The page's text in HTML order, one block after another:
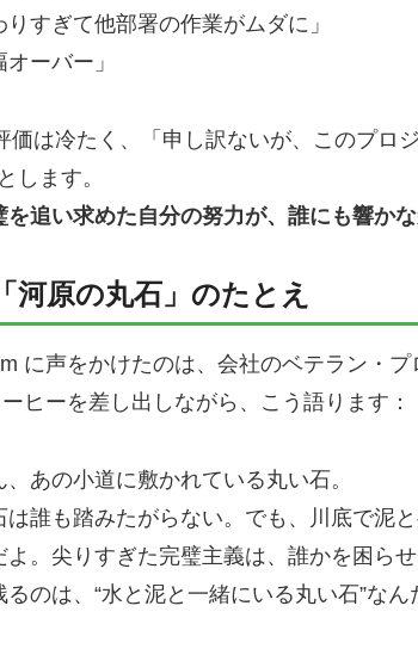
りすぎて他部署の作業がムダに」
オーバー」
価は冷たく、「申し訳ないが、このプロ
します。
を追い求めた自分の努力が、誰にも響かな
河原の丸石」のたとえ
に声をかけたのは、会社のベテラン・プ
ヒーを差し出しながら、こう語ります：
、あの小道に敷かれている丸い石。
は誰も踏みたがらない。でも、川底で泥
。尖りすぎた完璧主義は、誰かを困らせ
のは、“水と泥と一緒にいる丸い石”なん